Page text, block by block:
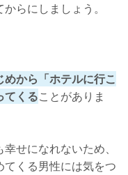
らにしましょう。
めから「ホテルに行こ
てくることがありま
せになれないため、
くる男性には気をつ